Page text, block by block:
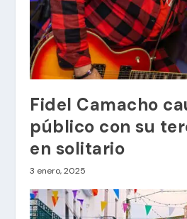
Fidel Camacho
público con su
en solitario
3 enero, 2025